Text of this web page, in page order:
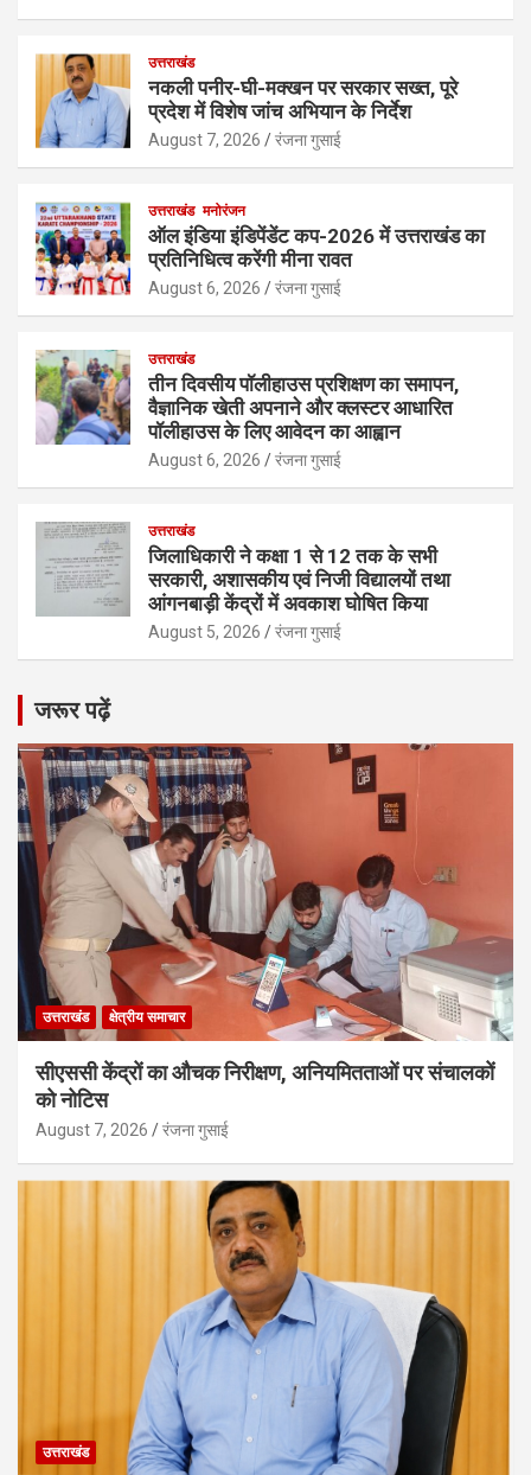
उत्तराखंड
नकली पनीर-घी-मक्खन पर सरकार सख्त, पूरे
प्रदेश में विशेष जांच अभियान के निर्देश
August 7, 2026 रंजना गुसाई
उत्तराखंड मनोरंजन
ऑल इंडिया इंडिपेंडेंट कप-2026 में उत्तराखंड का
प्रतिनिधित्व करेंगी मीना रावत
August 6, 2026 रंजना गुसाई
उत्तराखंड
तीन दिवसीय पॉलीहाउस प्रशिक्षण का समापन,
वैज्ञानिक खेती अपनाने और क्लस्टर आधारित
पॉलीहाउस के लिए आवेदन का आह्वान
August 6, 2026 रंजना गुसाई
उत्तराखंड
जिलाधिकारी ने कक्षा 1 से 12 तक के सभी
सरकारी, अशासकीय एवं निजी विद्यालयों तथा
आंगनबाड़ी केंद्रों में अवकाश घोषित किया
August 5, 2026 रंजना गुसाई
जरूर पढ़ें
उत्तराखंड क्षेत्रीय समाचार
सीएससी केंद्रों का औचक निरीक्षण, अनियमितताओं पर संचालकों
को नोटिस
August 7, 2026 रंजना गुसाई
उत्तराखंड